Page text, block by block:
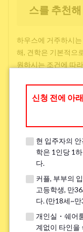
스를 추천
하우스에 거주하시
해, 견학은 기본적으
원하시는 조건에 따
학교와 직장과
저렴한 임대료
주변 환경
언어 교류
신청 전에 아
현 입주자의
학은 1인당 1
다.
커플, 부부의
고등학생, 만
다. (만18세~
개인실・쉐어
계없이 타인을